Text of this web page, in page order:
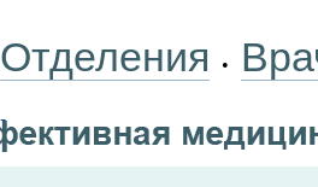
Отделения •